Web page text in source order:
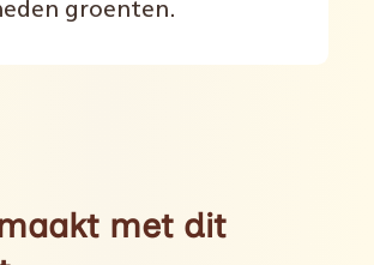
groenten.
met dit